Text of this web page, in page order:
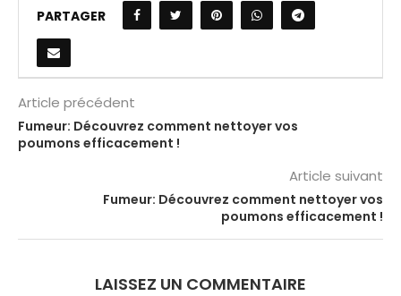
PARTAGER
Article précédent
Fumeur: Découvrez comment nettoyer vos
poumons efficacement !
Article suivant
Fumeur: Découvrez comment nettoyer vos
poumons efficacement !
LAISSEZ UN COMMENTAIRE